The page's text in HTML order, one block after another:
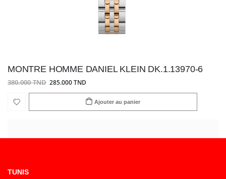
MONTRE HOMME DANIEL KLEIN DK.1.13970-6
380.000 TND 285.000 TND
Ajouter au panier
TUNIS